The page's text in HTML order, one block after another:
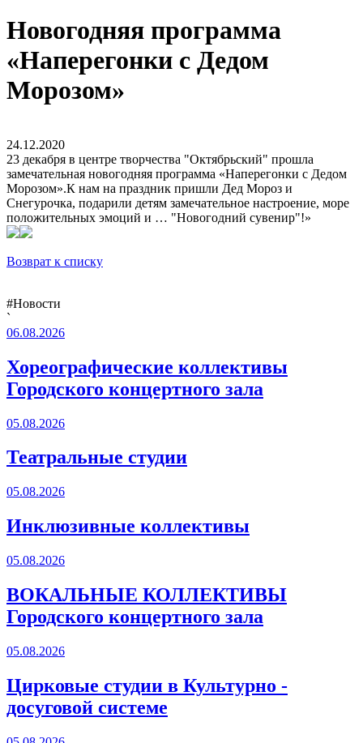
Новогодняя программа
«Наперегонки с Дедом
Морозом»
24.12.2020
23 декабря в центре творчества "Октябрьский" прошла
замечательная новогодняя программа «Наперегонки с Дедом
Морозом».К нам на праздник пришли Дед Мороз и
Снегурочка, подарили детям замечательное настроение, море
положительных эмоций и … "Новогодний сувенир"!»
Возврат к списку
#Новости
`
06.08.2026
Хореографические коллективы
Городского концертного зала
05.08.2026
Театральные студии
05.08.2026
Инклюзивные коллективы
05.08.2026
ВОКАЛЬНЫЕ КОЛЛЕКТИВЫ
Городского концертного зала
05.08.2026
Цирковые студии в Культурно -
досуговой системе